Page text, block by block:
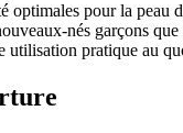
optimales pour la peau
nés garçons
utilisation pratique au